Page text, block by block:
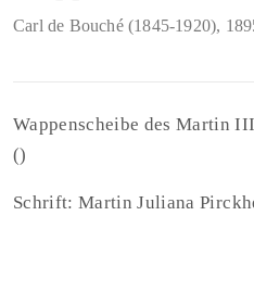
Carl de Bouché (1845-1920),
Wappenscheibe des Martin
()
Schrift: Martin Juliana